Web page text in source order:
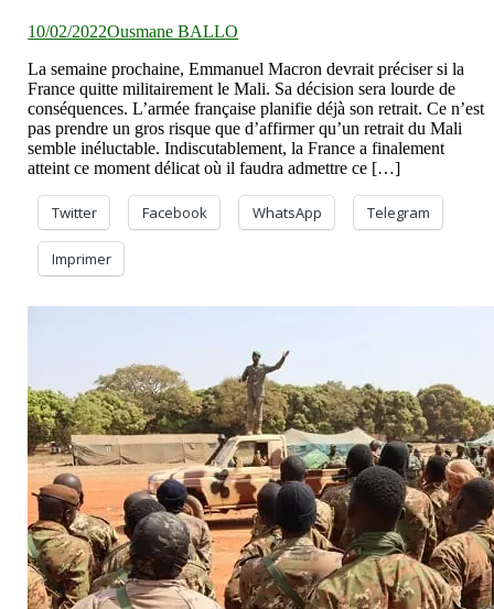
10/02/2022Ousmane BALLO
La semaine prochaine, Emmanuel Macron devrait préciser si la
France quitte militairement le Mali. Sa décision sera lourde de
conséquences. L’armée française planifie déjà son retrait. Ce n’est
pas prendre un gros risque que d’affirmer qu’un retrait du Mali
semble inéluctable. Indiscutablement, la France a finalement
atteint ce moment délicat où il faudra admettre ce […]
Twitter Facebook WhatsApp Telegram
Imprimer